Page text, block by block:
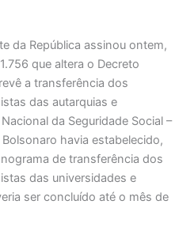
da República assinou ontem,
que altera o Decreto
a transferência dos
das autarquias e
da Seguridade Social –
havia estabelecido,
de transferência dos
das universidades e
ser concluído até o mês de